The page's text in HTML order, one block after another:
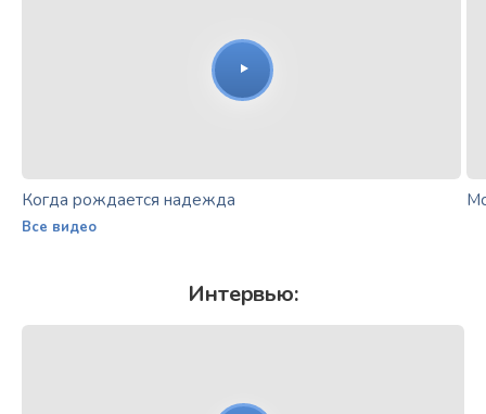
Когда рождается надежда
Все видео
Интервью: